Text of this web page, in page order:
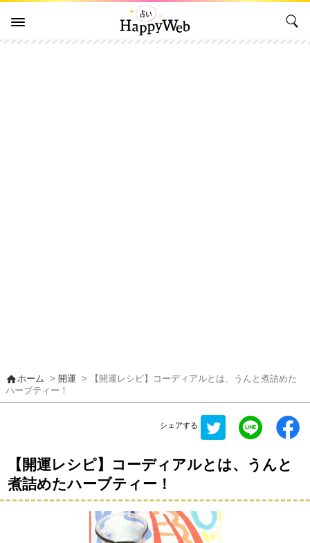
homeホーム > 開運
> 【開運レシピ】コーディアルとは、うんと煮詰めた
ハーブティー！
シェアする
【開運レシピ】コーディアルとは、うんと
煮詰めたハーブティー！